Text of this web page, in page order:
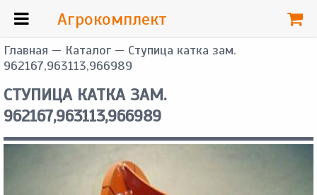
Главная — Каталог — Ступица катка зам.
962167,963113,966989
СТУПИЦА КАТКА ЗАМ.
962167,963113,966989
Агрокомплект